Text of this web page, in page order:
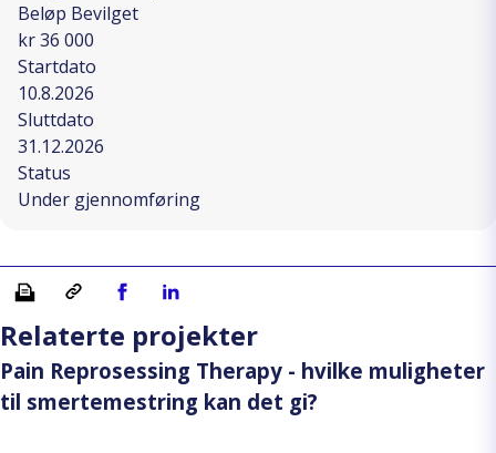
Beløp Bevilget
kr 36 000
Startdato
10.8.2026
Sluttdato
31.12.2026
Status
Under gjennomføring
Skriv ut Kopiera länkDel på Facebook
Del på Linkedin
Relaterte projekter
Pain Reprosessing Therapy - hvilke muligheter
til smertemestring kan det gi?